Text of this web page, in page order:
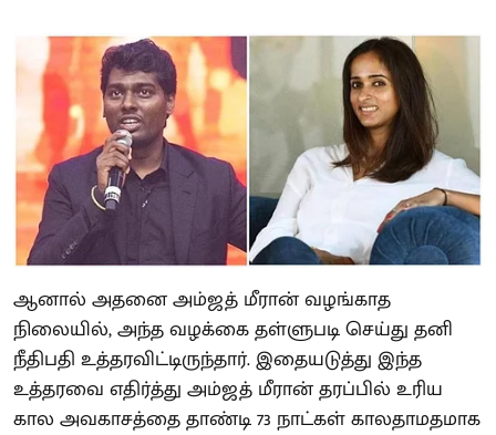
ஆனால் அதனை அம்ஜத் மீரான் வழங்காத
நிலையில், அந்த வழக்கை தள்ளுபடி செய்து தனி
நீதிபதி உத்தரவிட்டிருந்தார். இதையடுத்து இந்த
உத்தரவை எதிர்த்து அம்ஜத் மீரான் தரப்பில் உரிய
கால அவகாசத்தை தாண்டி 73 நாட்கள் காலதாமதமாக